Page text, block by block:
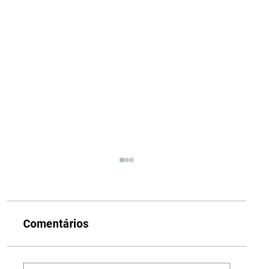
Comentários